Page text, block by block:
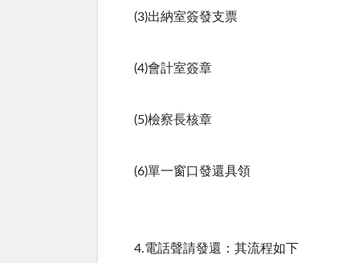
(3)出納室簽發支票
(4)會計室簽章
(5)檢察長核章
(6)單一窗口發還具領
4.電話聲請發還：其流程如下